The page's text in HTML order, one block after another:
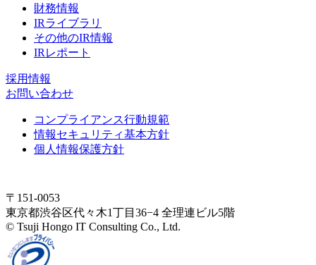
財務情報
IRライブラリ
その他のIR情報
IRレポート
採用情報
お問い合わせ
コンプライアンス行動規範
情報セキュリティ基本方針
個人情報保護方針
〒151-0053
東京都渋谷区代々木1丁目36−4 全理連ビル5階
© Tsuji Hongo IT Consulting Co., Ltd.